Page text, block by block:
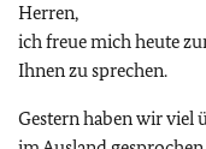
Herren,
ich freue mich heute
Ihnen zu sprechen.
Gestern haben wir